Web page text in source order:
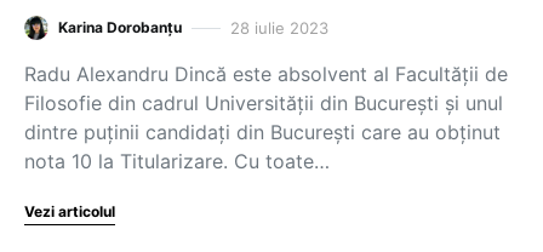
Karina Dorobanțu 28 iulie 2023
Radu Alexandru Dincă este absolvent al Facultății de
Filosofie din cadrul Universității din București și unul
dintre puținii candidați din București care au obținut
nota 10 la Titularizare. Cu toate…
Vezi articolul